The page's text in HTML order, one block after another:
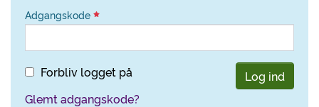
Adgangskode
Forbliv logget på
Log ind
Glemt adgangskode?